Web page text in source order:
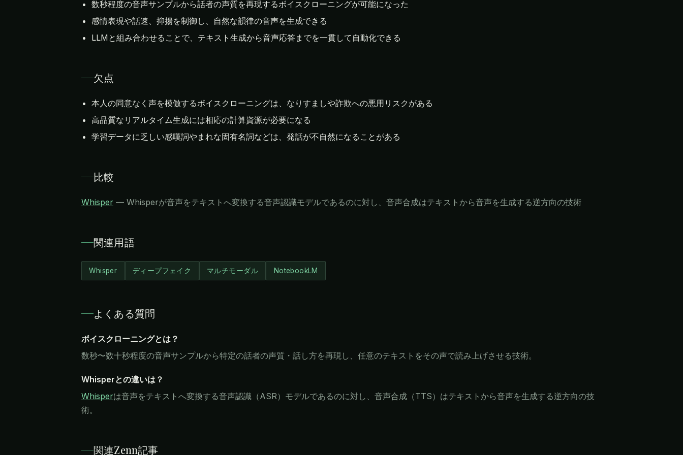
数秒程度の音声サンプルから話者の声質を再現するボイスクローニングが可能になった
感情表現や話速、抑揚を制御し、自然な韻律の音声を生成できる
LLMと組み合わせることで、テキスト生成から音声応答までを一貫して自動化できる
欠点
本人の同意なく声を模倣するボイスクローニングは、なりすましや詐欺への悪用リスクがある
高品質なリアルタイム生成には相応の計算資源が必要になる
学習データに乏しい感嘆詞やまれな固有名詞などは、発話が不自然になることがある
比較
Whisper — Whisperが音声をテキストへ変換する音声認識モデルであるのに対し、音声合成はテキストから音声を生成する逆方向の技術
関連用語
Whisper ディープフェイク マルチモーダル NotebookLM
よくある質問
ボイスクローニングとは？
数秒〜数十秒程度の音声サンプルから特定の話者の声質・話し方を再現し、任意のテキストをその声で読み上げさせる技術。
Whisperとの違いは？
Whisperは音声をテキストへ変換する音声認識（ASR）モデルであるのに対し、音声合成（TTS）はテキストから音声を生成する逆方向の技
術。
関連Zenn記事